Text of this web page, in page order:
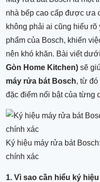
nhà bếp cao cấp được ưa
không phải ai cũng hiểu
phẩm của Bosch, khiến
nên khó khăn. Bài viết
Gòn Home Kitchen) sẽ
máy rửa bát Bosch, từ đó
đặc điểm nổi bật của từng
Ký hiệu máy rửa bát
chính xác
1. Vì sao cần hiểu ký